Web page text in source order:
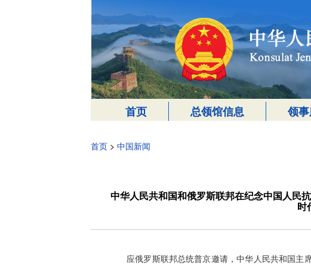
首页 总领馆信息 领
首页 > 中国新闻
中华人民共和国和俄罗斯联邦在纪念中国人民
时
应俄罗斯联邦总统普京邀请，中华人民共和国主